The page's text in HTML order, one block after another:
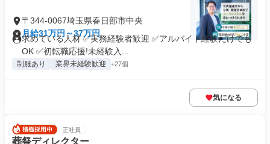
〒344-0067埼玉県春日部市中央
月給31万円～37万円
求めている人材 ✅実務経験者歓迎 ✅アルバイト経験だけでも
OK ✅初転職応援!未経験入...
制服あり 業界未経験歓迎 +27個
気になる
正社員
葬祭ディレクター